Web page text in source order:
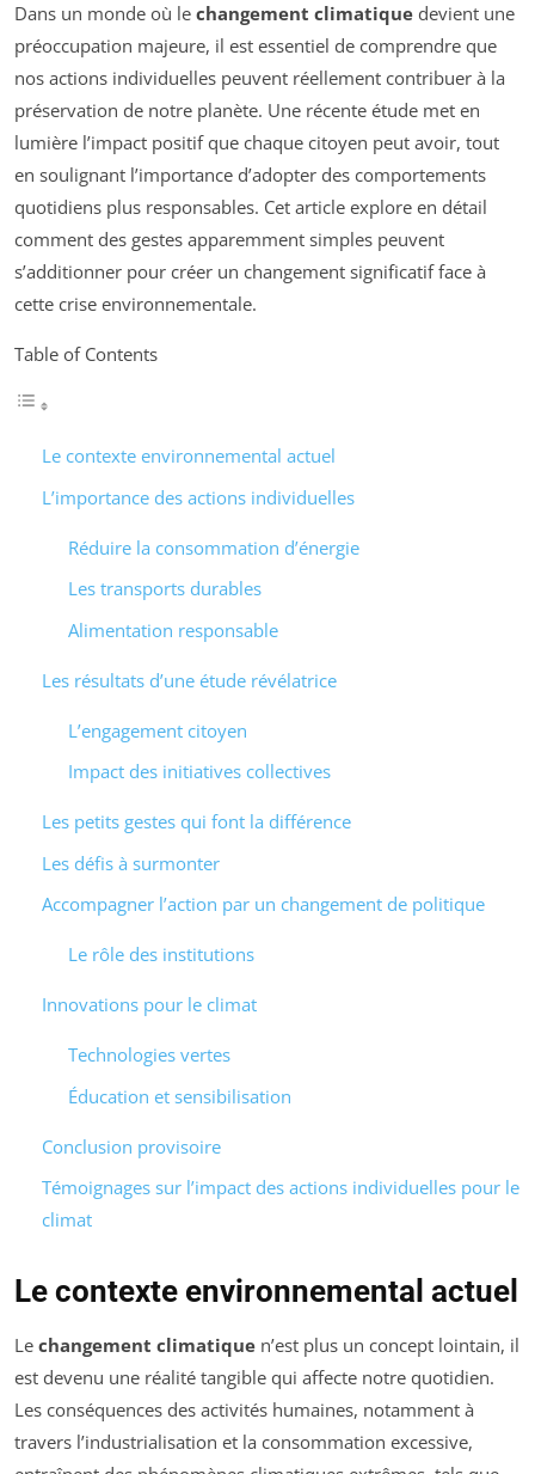
Dans un monde où le changement climatique devient une
préoccupation majeure, il est essentiel de comprendre que
nos actions individuelles peuvent réellement contribuer à la
préservation de notre planète. Une récente étude met en
lumière l’impact positif que chaque citoyen peut avoir, tout
en soulignant l’importance d’adopter des comportements
quotidiens plus responsables. Cet article explore en détail
comment des gestes apparemment simples peuvent
s’additionner pour créer un changement significatif face à
cette crise environnementale.
Table of Contents
Le contexte environnemental actuel
L’importance des actions individuelles
Réduire la consommation d’énergie
Les transports durables
Alimentation responsable
Les résultats d’une étude révélatrice
L’engagement citoyen
Impact des initiatives collectives
Les petits gestes qui font la différence
Les défis à surmonter
Accompagner l’action par un changement de politique
Le rôle des institutions
Innovations pour le climat
Technologies vertes
Éducation et sensibilisation
Conclusion provisoire
Témoignages sur l’impact des actions individuelles pour le
climat
Le contexte environnemental actuel
Le changement climatique n’est plus un concept lointain, il
est devenu une réalité tangible qui affecte notre quotidien.
Les conséquences des activités humaines, notamment à
travers l’industrialisation et la consommation excessive,